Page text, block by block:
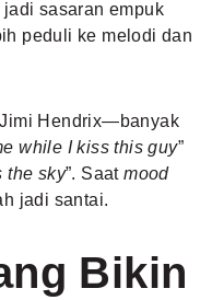
sasaran empuk
peduli ke melodi dan
Jimi Hendrix—banyak
while I kiss this guy”
the sky”. Saatmood
jadi santai.
Bikin